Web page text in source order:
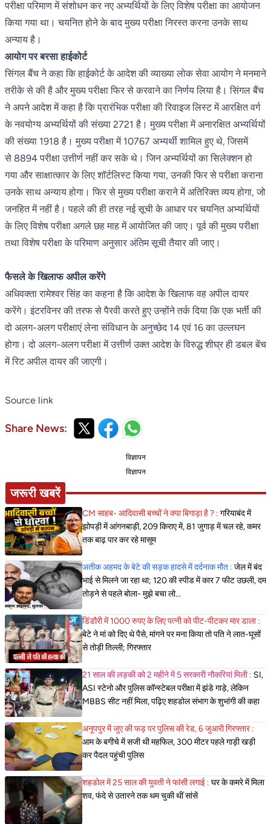
परीक्षा परिमाण में संशोधन कर नए अभ्यर्थियों के लिए विशेष परीक्षा का आयोजन
किया गया था। चयनित होने के बाद मुख्य परीक्षा निरस्त करना उनके साथ
अन्याय है।
आयोग पर बरसा हाईकोर्ट
सिंगल बैंच ने कहा कि हाईकोर्ट के आदेश की व्याख्या लोक सेवा आयोग ने मनमाने
तरीके से की है और मुख्य परीक्षा फिर से करवाने का निर्णय लिया है। सिंगल बैंच
ने अपने आदेश में कहा है कि प्रारंभिक परीक्षा की रिवाइज लिस्ट में आरक्षित वर्ग
के नवयोग्य अभ्यर्थियों की संख्या 2721 है। मुख्य परीक्षा में अनारक्षित अभ्यर्थियों
की संख्या 1918 है। मुख्य परीक्षा में 10767 अभ्यर्थी शामिल हुए थे, जिसमें
से 8894 परीक्षा उत्तीर्ण नहीं कर सके थे। जिन अभ्यर्थियों का सिलेक्शन हो
गया और साक्षात्कार के लिए शॉर्टलिस्ट किया गया, उनकी फिर से परीक्षा कराना
उनके साथ अन्याय होगा। फिर से मुख्य परीक्षा कराने में अतिरिक्त व्यय होगा, जो
जनहित में नहीं है। पहले की ही तरह नई सूची के आधार पर चयनित अभ्यर्थियों
के लिए विशेष परीक्षा अगले छह माह में आयोजित की जाए। पूर्व की मुख्य परीक्षा
तथा विशेष परीक्षा के परिमाण अनुसार अंतिम सूची तैयार की जाए।
फैसले के खिलाफ अपील करेंगे
अधिवक्ता रामेश्वर सिंह का कहना है कि आदेश के खिलाफ वह अपील दायर
करेंगे। इंटरविनर की तरफ से पैरवी करते हुए उन्होंने तर्क दिया कि एक भर्ती की
दो अलग-अलग परीक्षाएं लेना संविधान के अनुच्छेद 14 एवं 16 का उल्लघन
होगा। दो अलग-अलग परीक्षा में उत्तीर्ण उक्त आदेश के विरुद्ध शीघ्र ही डबल बेंच
में रिट अपील दायर की जाएगी।
Source link
Share News:
विज्ञापन
विज्ञापन
जरूरी खबरें
CM साहब- आदिवासी बच्चों ने क्या बिगाड़ा है ? : गरियाबंद में
झोपड़ी में आंगनबाड़ी, 209 किराए में, 81 जुगाड़ में चल रहे, कमर
तक बाढ़ पार कर रहे मासूम
अतीक अहमद के बेटे की सड़क हादसे में दर्दनाक मौत : जेल में बंद
भाई से मिलने जा रहा था; 120 की स्पीड में कार 7 फीट उछली, दम
तोड़ने से पहले बोला- मुझे बचा लो...
डिंडौरी में 1000 रुपए के लिए पत्नी को पीट-पीटकर मार डाला :
बेटे ने मां को दिए थे पैसे, मांगने पर मना किया तो पति ने लात-घूसों
से तोड़ी तिल्ली; गिरफ्तार
21 साल की लड़की को 2 महीने में 5 सरकारी नौकरियां मिली : SI,
ASI स्टेनो और पुलिस कॉन्स्टेबल परीक्षा में झंडे गाड़े, लेकिन
MBBS सीट नहीं मिला, पढ़िए शहडोल संभाग के शुभांगी की कहा
अनूपपुर में जुए की फड़ पर पुलिस की रेड, 6 जुआरी गिरफ्तार :
आम के बगीचे में सजी थी महफिल, 300 मीटर पहले गाड़ी खड़ी
कर पैदल पहुंची पुलिस
शहडोल में 25 साल की युवती ने फांसी लगाई : घर के कमरे में मिला
शव, फंदे से उतारने तक थम चुकी थीं सांसें